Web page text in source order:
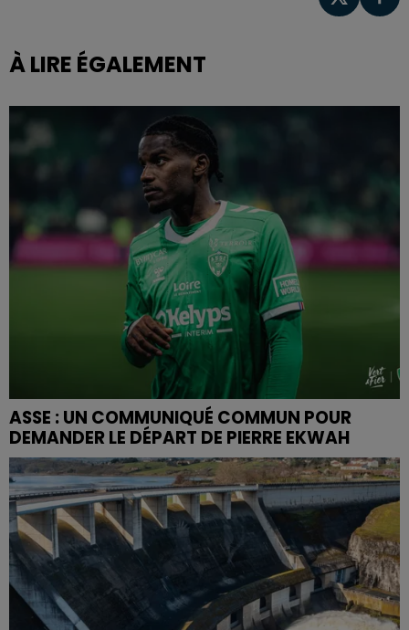
À LIRE ÉGALEMENT
ASSE : UN COMMUNIQUÉ COMMUN POUR
DEMANDER LE DÉPART DE PIERRE EKWAH